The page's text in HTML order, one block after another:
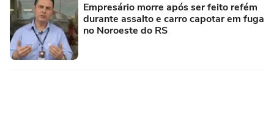
Empresário morre após ser feito refém
durante assalto e carro capotar em fuga
no Noroeste do RS